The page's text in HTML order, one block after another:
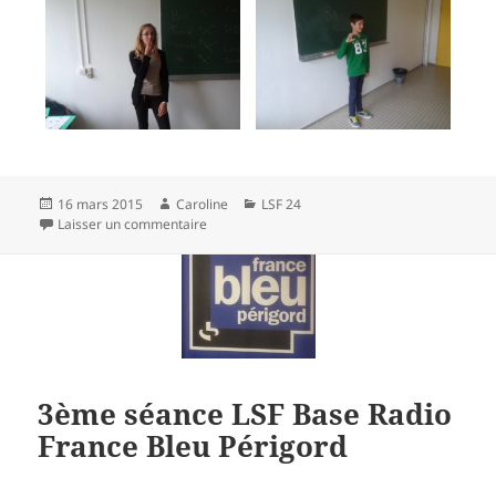
Publié
le
16 mars 2015 Auteur
Caroline Catégories
LSF 24
Laisser un commentaire
3ème séance LSF Base Radio
France Bleu Périgord